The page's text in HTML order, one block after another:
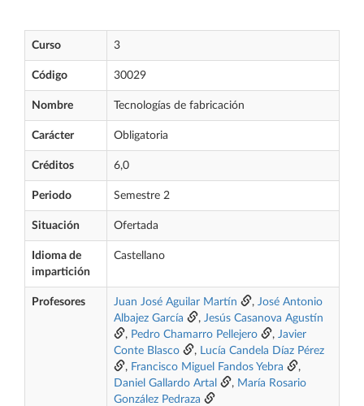
Curso 3
Código 30029
Nombre Tecnologías de fabricación
Carácter Obligatoria
Créditos 6,0
Periodo Semestre 2
Situación Ofertada
Idioma de
impartición
Castellano
Profesores Juan José Aguilar Martín , José Antonio
Albajez García
, Jesús Casanova Agustín
, Pedro Chamarro Pellejero , Javier
Conte Blasco
, Lucía Candela Díaz Pérez
, Francisco Miguel Fandos Yebra
,
Daniel Gallardo Artal
, María Rosario
González Pedraza